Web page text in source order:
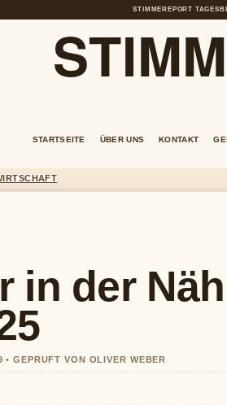
STIMMEREPORT
STARTSEITE ÜBER UNS KONTAKT
in der
GEPRUFT VON OLIVER WEBER